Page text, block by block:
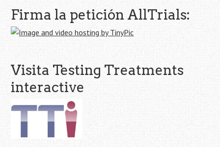
Firma la petición AllTrials:
Visita Testing Treatments
interactive